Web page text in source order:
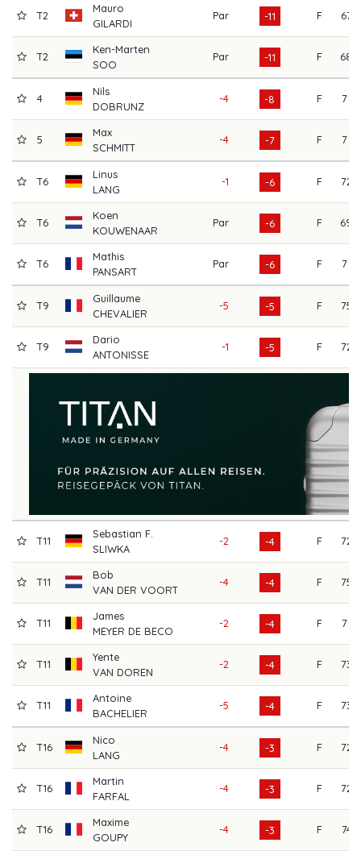
T2
Mauro
GILARDI
Par -11 F 67
T2
Ken-Marten
SOO
Par -11 F 68
4
Nils
DOBRUNZ
-4 -8 F 71
5
Max
SCHMITT
-4 -7 F 71
T6
Linus
LANG
-1 -6 F 72
T6
Koen
KOUWENAAR
Par -6 F 69
T6
Mathis
PANSART
Par -6 F 71
T9
Guillaume
CHEVALIER
-5 -5 F 75
T9
Dario
ANTONISSE
-1 -5 F 72
T11
Sebastian F.
SLIWKA
-2 -4 F 72
T11
Bob
VAN DER VOORT
-4 -4 F 75
T11
James
MEYER DE BECO
-2 -4 F 71
T11
Yente
VAN DOREN
-2 -4 F 73
T11
Antoine
BACHELIER
-5 -4 F 73
T16
Nico
LANG
-4 -3 F 72
T16
Martin
FARFAL
-4 -3 F 72
T16
Maxime
GOUPY
-4 -3 F 74